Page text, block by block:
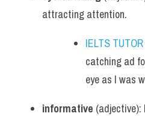
attracting attention.
IELTS TUTOR
catching ad
eye as I was
informative (adjective):